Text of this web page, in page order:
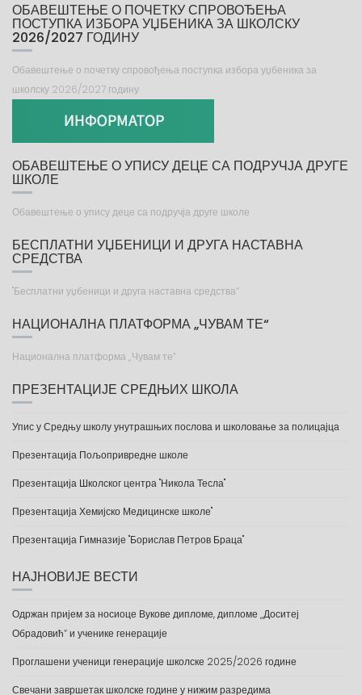
ОБАВЕШТЕЊЕ О ПОЧЕТКУ СПРОВОЂЕЊА
ПОСТУПКА ИЗБОРА УЏБЕНИКА ЗА ШКОЛСКУ
2026/2027 ГОДИНУ
Обавештење о почетку спровођења поступка избора уџбеника за
школску 2026/2027 годину
ОБАВЕШТЕЊЕ О УПИСУ ДЕЦЕ СА ПОДРУЧЈА ДРУГЕ
ШКОЛЕ
Обавештење о упису деце са подручја друге школе
БЕСПЛАТНИ УЏБЕНИЦИ И ДРУГА НАСТАВНА
СРЕДСТВА
"Бесплатни уџбеници и друга наставна средства“
НАЦИОНАЛНА ПЛАТФОРМА „ЧУВАМ ТЕ“
Национална платформа „Чувам те“
ПРЕЗЕНТАЦИЈЕ СРЕДЊИХ ШКОЛА
Упис у Средњу школу унутрашњих послова и школовање за полицајца
Презентација Пољопривредне школе
Презентација Школског центра "Никола Тесла"
Презентација Хемијско Медицинске школе"
Презентација Гимназије "Борислав Петров Браца"
НАЈНОВИЈЕ ВЕСТИ
Одржан пријем за носиоце Вукове дипломе, дипломе „Доситеј
Обрадовић“ и ученике генерације
Проглашени ученици генерације школске 2025/2026 године
Свечани завршетак школске године у нижим разредима